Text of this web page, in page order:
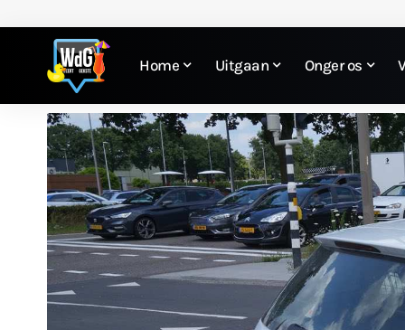
Home Uitgaan Onger os